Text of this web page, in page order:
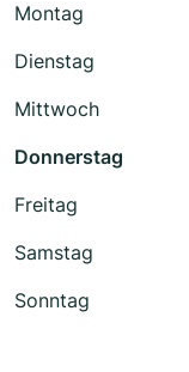
Montag
Dienstag
Mittwoch
Donnerstag
Freitag
Samstag
Sonntag